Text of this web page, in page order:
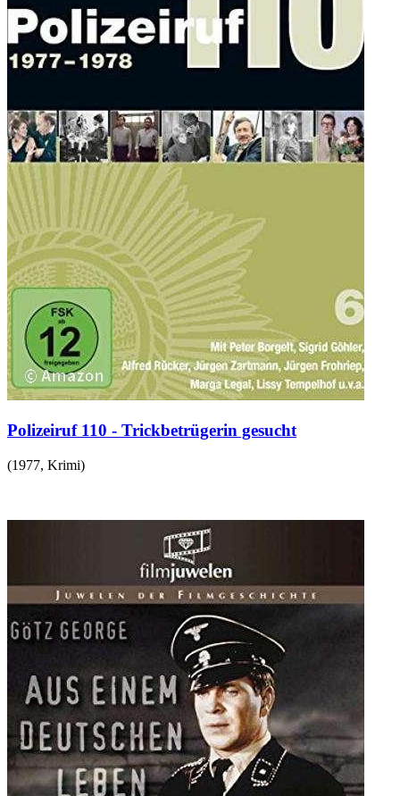
Polizeiruf 110 - Trickbetrügerin gesucht
(1977, Krimi)